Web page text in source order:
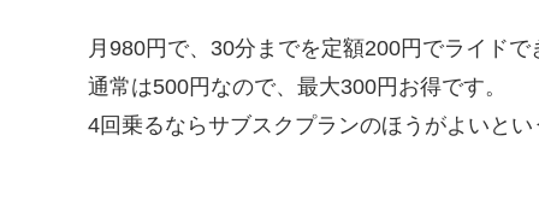
月980円で、30分までを定額200円でライドで
通常は500円なので、最大300円お得です。
4回乗るならサブスクプランのほうがよいと